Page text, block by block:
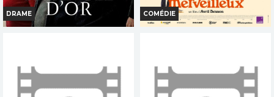
DRAME COMÉDIE